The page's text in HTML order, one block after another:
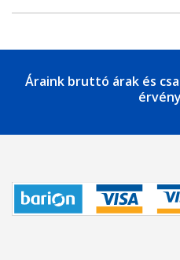
Áraink bruttó árak és